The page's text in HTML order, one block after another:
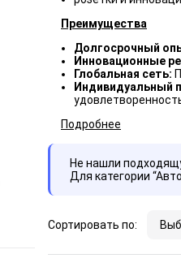
Преимущества
Долгосрочный
Инновационные
Глобальная сеть:
Индивидуальный
Подробнее
Не нашли
Для категории
Сортировать по: